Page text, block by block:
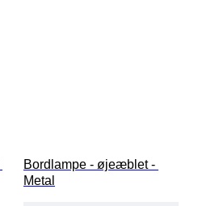
Bordlampe - øjeæblet -
Metal